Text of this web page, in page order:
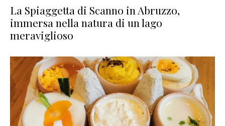
La Spiaggetta di Scanno in Abruzzo,
immersa nella natura di un lago
meraviglioso